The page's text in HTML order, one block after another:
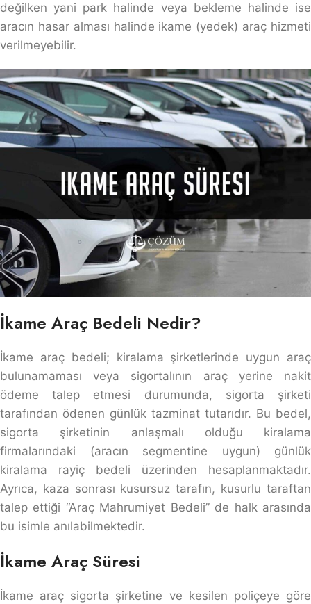
değilken yani park halinde veya bekleme halinde ise
aracın hasar alması halinde ikame (yedek) araç hizmeti
verilmeyebilir.
İkame Araç Bedeli Nedir?
İkame araç bedeli; kiralama şirketlerinde uygun araç
bulunamaması veya sigortalının araç yerine nakit
ödeme talep etmesi durumunda, sigorta şirketi
tarafından ödenen günlük tazminat tutarıdır. Bu bedel,
sigorta şirketinin anlaşmalı olduğu kiralama
firmalarındaki (aracın segmentine uygun) günlük
kiralama rayiç bedeli üzerinden hesaplanmaktadır.
Ayrıca, kaza sonrası kusursuz tarafın, kusurlu taraftan
talep ettiği “Araç Mahrumiyet Bedeli” de halk arasında
bu isimle anılabilmektedir.
İkame Araç Süresi
İkame araç sigorta şirketine ve kesilen poliçeye göre